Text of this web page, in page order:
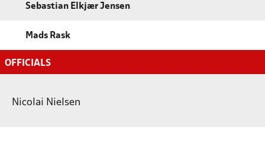
Sebastian Elkjær Jensen
Mads Rask
OFFICIALS
Nicolai Nielsen